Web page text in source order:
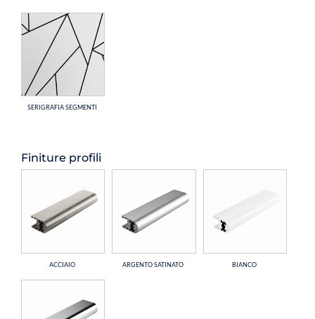
SERIGRAFIA SEGMENTI
Finiture profili
ACCIAIO ARGENTO SATINATO BIANCO